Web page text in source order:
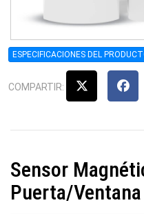
ESPECIFICACIONES DEL
COMPARTIR:
Sensor
Puerta/